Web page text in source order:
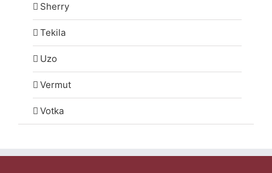
Sherry
Tekila
Uzo
Vermut
Votka